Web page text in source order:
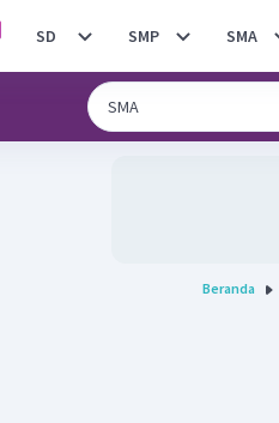
SD SMP SMA
Beranda